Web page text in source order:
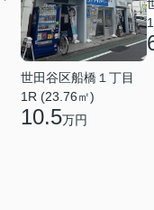
世田谷区船橋１丁目
1R (23.76㎡)
10.5万円